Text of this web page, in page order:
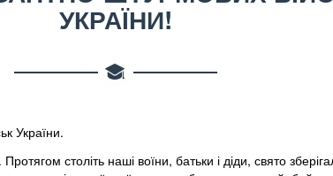
УКРАЇНИ!
України.
століть наші воїни, батьки і діди, свято